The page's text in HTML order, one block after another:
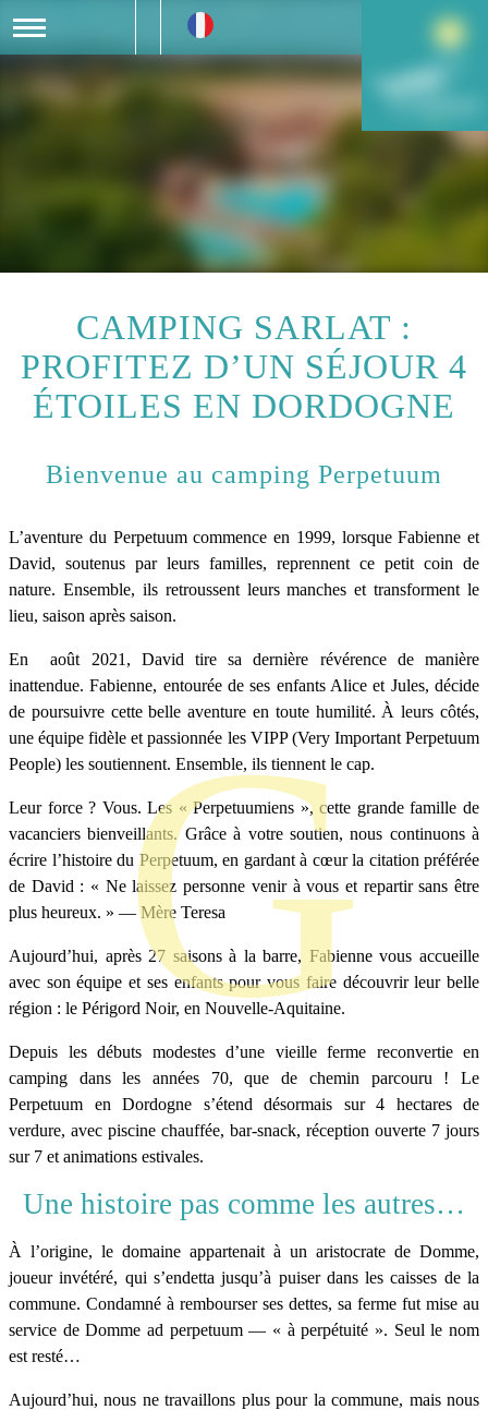
CAMPING SARLAT :
PROFITEZ D’UN SÉJOUR 4
ÉTOILES EN DORDOGNE
Bienvenue au camping Perpetuum
L’aventure du Perpetuum commence en 1999, lorsque Fabienne et
David, soutenus par leurs familles, reprennent ce petit coin de
nature. Ensemble, ils retroussent leurs manches et transforment le
lieu, saison après saison.
En août 2021, David tire sa dernière révérence de manière
inattendue. Fabienne, entourée de ses enfants Alice et Jules, décide
de poursuivre cette belle aventure en toute humilité. À leurs côtés,
une équipe fidèle et passionnée les VIPP (Very Important Perpetuum
People) les soutiennent. Ensemble, ils tiennent le cap.
Leur force ? Vous. Les « Perpetuumiens », cette grande famille de
vacanciers bienveillants. Grâce à votre soutien, nous continuons à
écrire l’histoire du Perpetuum, en gardant à cœur la citation préférée
de David : « Ne laissez personne venir à vous et repartir sans être
plus heureux. » — Mère Teresa
Aujourd’hui, après 27 saisons à la barre, Fabienne vous accueille
avec son équipe et ses enfants pour vous faire découvrir leur belle
région : le Périgord Noir, en Nouvelle-Aquitaine.
Depuis les débuts modestes d’une vieille ferme reconvertie en
camping dans les années 70, que de chemin parcouru ! Le
Perpetuum en Dordogne s’étend désormais sur 4 hectares de
verdure, avec piscine chauffée, bar-snack, réception ouverte 7 jours
sur 7 et animations estivales.
Une histoire pas comme les autres…
À l’origine, le domaine appartenait à un aristocrate de Domme,
joueur invétéré, qui s’endetta jusqu’à puiser dans les caisses de la
commune. Condamné à rembourser ses dettes, sa ferme fut mise au
service de Domme ad perpetuum — « à perpétuité ». Seul le nom
est resté…
Aujourd’hui, nous ne travaillons plus pour la commune, mais nous